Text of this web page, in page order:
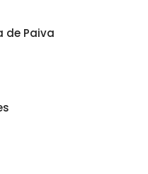
de Paiva